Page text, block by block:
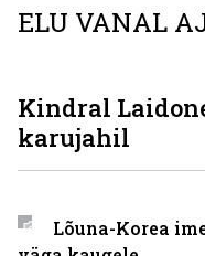
ELU VANAL
Kindral
karujahil
Lõuna-Korea